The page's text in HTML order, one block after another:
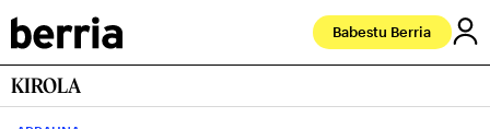
Babestu Berria
KIROLA